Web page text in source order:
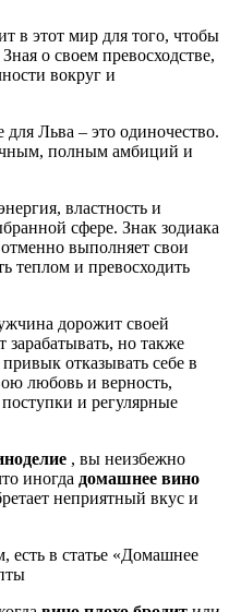
в этот мир для того, чтобы
о своем превосходстве,
вокруг и
Льва – это одиночество.
полным амбиций и
властность и
сфере. Знак зодиака
выполняет свои
теплом и превосходить
дорожит своей
но также
отказывать себе в
любовь и верность,
и регулярные
, вы неизбежно
иногда домашнее вино
неприятный вкус и
есть в статье «Домашнее